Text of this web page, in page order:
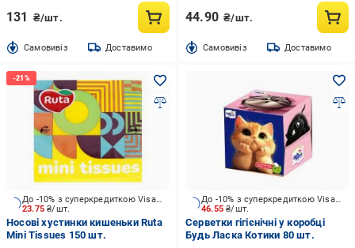
131 ₴/шт.
Cамовивіз Доставимо
44.90 ₴/шт.
Cамовивіз Доставимо
23.75₴/шт.
До -10% з суперкредиткою Visa Вигода
Носові хустинки кишеньки Ruta
Mini Tissues 150 шт.
46.55₴/шт.
До -10% з суперкредиткою Visa Вигода
Серветки гігієнічні у коробці
Будь Ласка Котики 80 шт.